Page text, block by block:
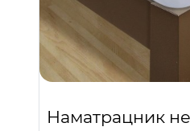
Наматрацник